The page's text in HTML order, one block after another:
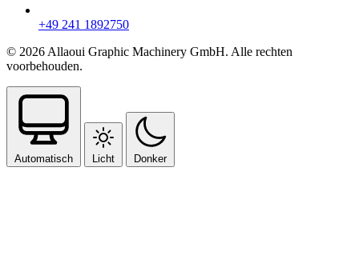
+49 241 1892750
© 2026 Allaoui Graphic Machinery GmbH. Alle rechten
voorbehouden.
Automatisch Licht Donker